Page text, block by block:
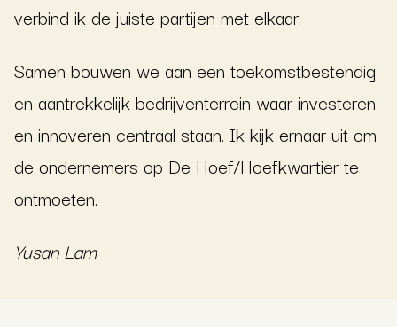
verbind ik de juiste partijen met elkaar.
Samen bouwen we aan een toekomstbestendig
en aantrekkelijk bedrijventerrein waar investeren
en innoveren centraal staan. Ik kijk ernaar uit om
de ondernemers op De Hoef/Hoefkwartier te
ontmoeten.
Yusan Lam